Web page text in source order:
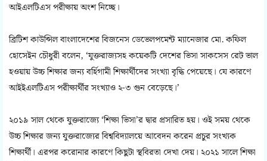
আইএলটিএস পরীক্ষায় অংশ নিচ্ছে।
ব্রিটিশ কাউন্সিল বাংলাদেশের বিজনেস ডেভেলপমেন্ট ম্যানেজার মো. কফিল
হোসেইন চৌধুরী বলেন, ‘যুক্তরাজ্যসহ কয়েকটি দেশের ভিসা সাকসেস রেট ভাল
হওয়ায় উচ্চ শিক্ষার জন্য বর্হিগামী শিক্ষার্থীদের সংখ্যা বৃদ্ধি পেয়েছে। যে কারণে
আইইএলটিএস পরীক্ষার্থীর সংখ্যাও ২-৩ গুন বেড়েছে।’
২০১৯ সাল থেকে যুক্তরাজ্যে ‘শিক্ষা ভিসা’র দ্বার প্রসারিত হয়। ওই সময় থেকে
উচ্চ শিক্ষার জন্য যুক্তরাজ্যের বিশ্ববিদ্যালয়ে আবেদন করেন প্রচুর সংখ্যক
শিক্ষার্থী। এরপর করোনার কারণে কিছুটা স্থবিরতা দেখা দেয়। ২০২১ সালে শিক্ষা